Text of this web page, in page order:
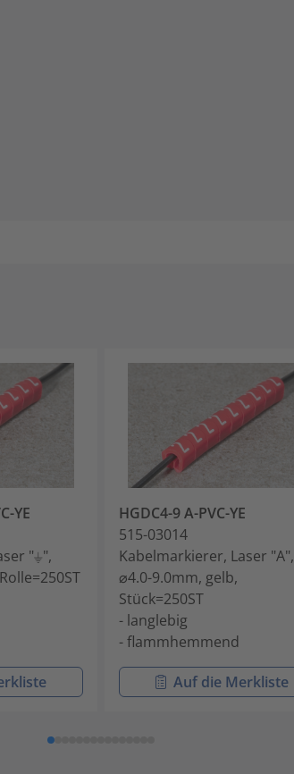
YE
"⏚",
HGDC4-9 A-PVC-YE
515-03014
Kabelmarkierer, Laser "A",
⌀4.0-9.0mm, gelb,
Stück=250ST
- langlebig
- flammhemmend
Auf die Merkliste